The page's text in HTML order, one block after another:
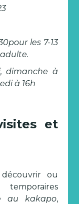
les 7-13
dimanche à
à 16h
et
découvrir ou
au kakapo,